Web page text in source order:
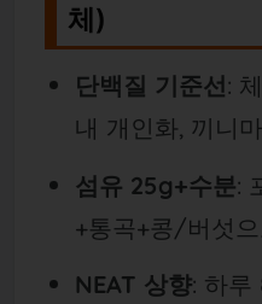
체)
단백질 기준선:
내 개인화, 끼니
섬유 25g+수분:
+통곡+콩/버섯
NEAT 상향: 하루